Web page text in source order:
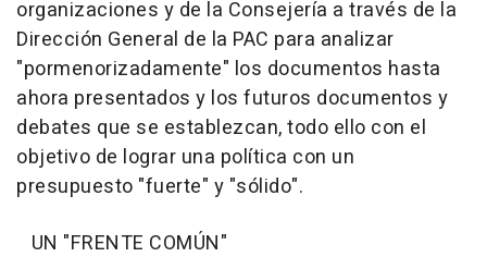
organizaciones y de la Consejería a través de la
Dirección General de la PAC para analizar
"pormenorizadamente" los documentos hasta
ahora presentados y los futuros documentos y
debates que se establezcan, todo ello con el
objetivo de lograr una política con un
presupuesto "fuerte" y "sólido".
UN "FRENTE COMÚN"